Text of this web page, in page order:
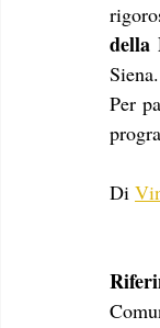
della
Per
Di